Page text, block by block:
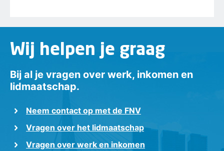
Wij helpen je graag
Bij al je vragen over werk, inkomen en
lidmaatschap.
Neem contact op met de FNV
Vragen over het lidmaatschap
Vragen over werk en inkomen